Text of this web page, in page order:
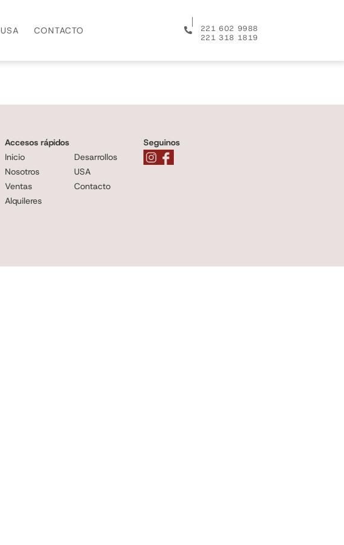
USA CONTACTO
221 602 9988
221 318 1819
Accesos rápidos
Inicio
Nosotros
Ventas
Alquileres
Desarrollos
USA
Contacto
Seguinos